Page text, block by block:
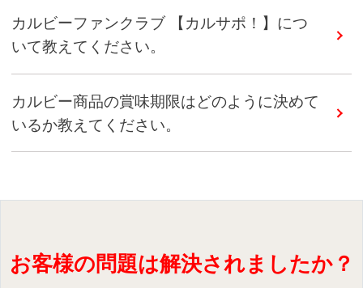
カルビーファンクラブ 【カルサポ！】につ
いて教えてください。
カルビー商品の賞味期限はどのように決めて
いるか教えてください。
お客様の問題は解決されましたか？